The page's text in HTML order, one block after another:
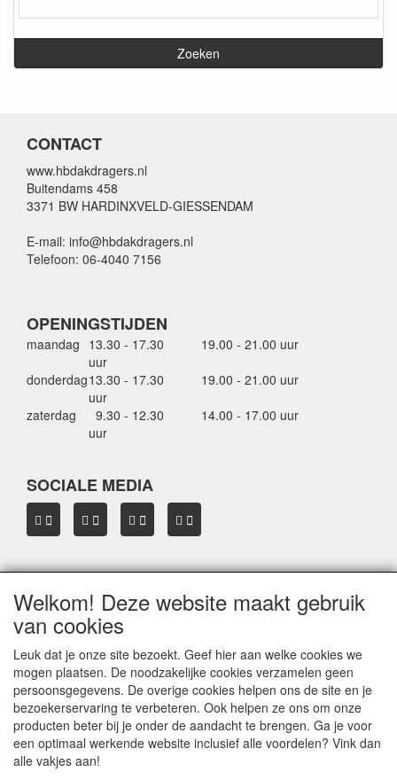
CONTACT
www.hbdakdragers.nl
Buitendams 458
3371 BW HARDINXVELD-GIESSENDAM
E-mail: info@hbdakdragers.nl
Telefoon: 06-4040 7156
OPENINGSTIJDEN
maandag 13.30 - 17.30
uur
19.00 - 21.00 uur
donderdag13.30 - 17.30
uur
19.00 - 21.00 uur
zaterdag
9.30 - 12.30
uur
14.00 - 17.00 uur
SOCIALE MEDIA
OVER HBDAKDRAGERS.NL
Dakkoffer verhuur Hardinxveld-Giessendam
Verkoop dakkoffers en skiboxen
Onze merken
Herroepingslink aanvragen
Privacyverklaring
Welkom! Deze website maakt gebruik
van cookies
Leuk dat je onze site bezoekt. Geef hier aan welke cookies we
mogen plaatsen. De noodzakelijke cookies verzamelen geen
persoonsgegevens. De overige cookies helpen ons de site en je
bezoekerservaring te verbeteren. Ook helpen ze ons om onze
producten beter bij je onder de aandacht te brengen. Ga je voor
een optimaal werkende website inclusief alle voordelen? Vink dan
alle vakjes aan!